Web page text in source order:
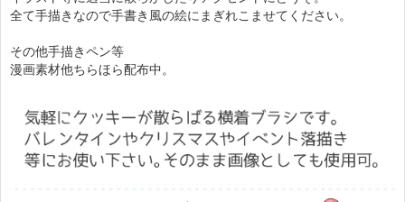
全て手描きなので手書き風の絵にまぎれこませてください。
その他手描きペン等
漫画素材他ちらほら配布中。